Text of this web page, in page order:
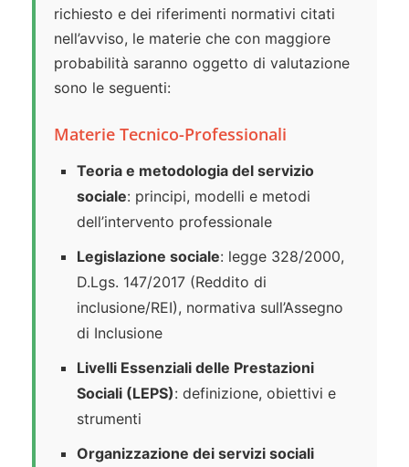
richiesto e dei riferimenti normativi citati
nell’avviso, le materie che con maggiore
probabilità saranno oggetto di valutazione
sono le seguenti:
Materie Tecnico-Professionali
Teoria e metodologia del servizio
sociale: principi, modelli e metodi
dell’intervento professionale
Legislazione sociale: legge 328/2000,
D.Lgs. 147/2017 (Reddito di
inclusione/REI), normativa sull’Assegno
di Inclusione
Livelli Essenziali delle Prestazioni
Sociali (LEPS): definizione, obiettivi e
strumenti
Organizzazione dei servizi sociali